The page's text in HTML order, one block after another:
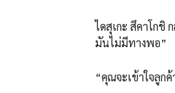
ไดสุเกะ สึคาโก
มันไม่มีทางพอ”
“คุณจะเข้าใจลูก